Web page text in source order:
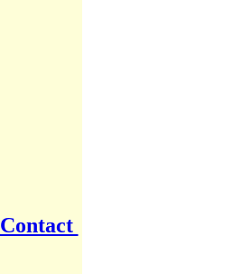
Contact